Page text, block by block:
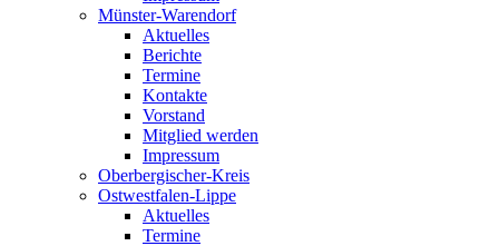
Münster-Warendorf
Aktuelles
Berichte
Termine
Kontakte
Vorstand
Mitglied werden
Impressum
Oberbergischer-Kreis
Ostwestfalen-Lippe
Aktuelles
Termine